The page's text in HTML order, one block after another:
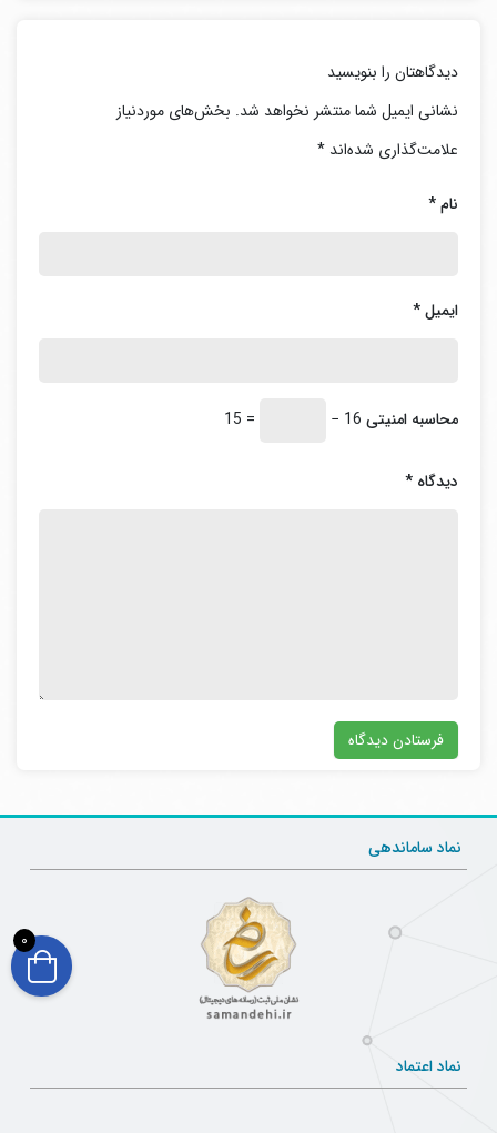
دیدگاهتان را بنویسید
نشانی ایمیل شما منتشر نخواهد شد. بخش‌های موردنیاز
علامت‌گذاری شده‌اند *
نام*
ایمیل*
محاسبه امنیتی 16 −
= 15
دیدگاه *
نماد ساماندهی
نماد اعتماد
0